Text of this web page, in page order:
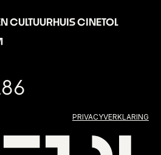
CULTUURHUIS CINETOL
PRIVACYVERKLARING